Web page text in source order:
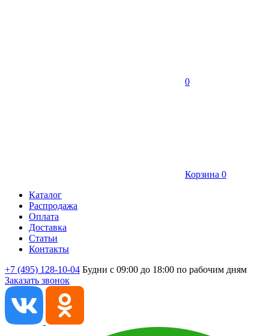
0
Корзина 0
Каталог
Распродажа
Оплата
Доставка
Статьи
Контакты
+7 (495) 128-10-04 Будни с 09:00 до 18:00 по рабочим дням
Заказать звонок